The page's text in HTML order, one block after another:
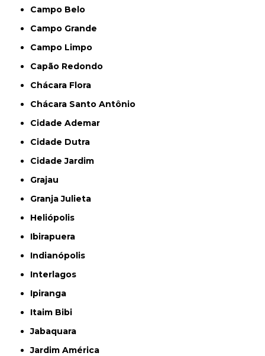
Campo Belo
Campo Grande
Campo Limpo
Capão Redondo
Chácara Flora
Chácara Santo Antônio
Cidade Ademar
Cidade Dutra
Cidade Jardim
Grajau
Granja Julieta
Heliópolis
Ibirapuera
Indianópolis
Interlagos
Ipiranga
Itaim Bibi
Jabaquara
Jardim América